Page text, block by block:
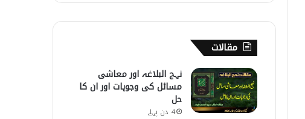
مقالات
نہج البلاغہ اور معاشی
مسائل کی وجوہات اور ان کا
حل
4 دن پہلے